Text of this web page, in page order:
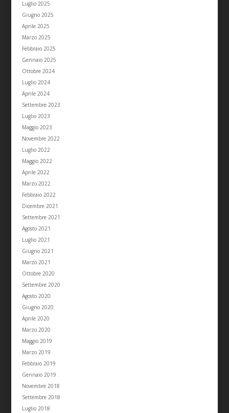
Luglio 2025
Giugno 2025
Aprile 2025
Marzo 2025
Febbraio 2025
Gennaio 2025
Ottobre 2024
Luglio 2024
Aprile 2024
Settembre 2023
Luglio 2023
Maggio 2023
Novembre 2022
Luglio 2022
Maggio 2022
Aprile 2022
Marzo 2022
Febbraio 2022
Dicembre 2021
Settembre 2021
Agosto 2021
Luglio 2021
Giugno 2021
Marzo 2021
Ottobre 2020
Settembre 2020
Agosto 2020
Giugno 2020
Aprile 2020
Marzo 2020
Maggio 2019
Marzo 2019
Febbraio 2019
Gennaio 2019
Novembre 2018
Settembre 2018
Luglio 2018